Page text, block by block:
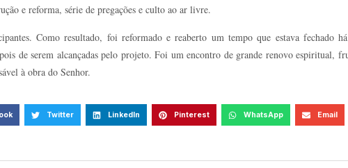
e reforma, série de pregações e culto ao ar livre.
Como resultado, foi reformado e reaberto um tempo que estava fechado há
de serem alcançadas pelo projeto. Foi um encontro de grande renovo espiritual,
à obra do Senhor.
Twitter LinkedIn Pinterest WhatsApp Email